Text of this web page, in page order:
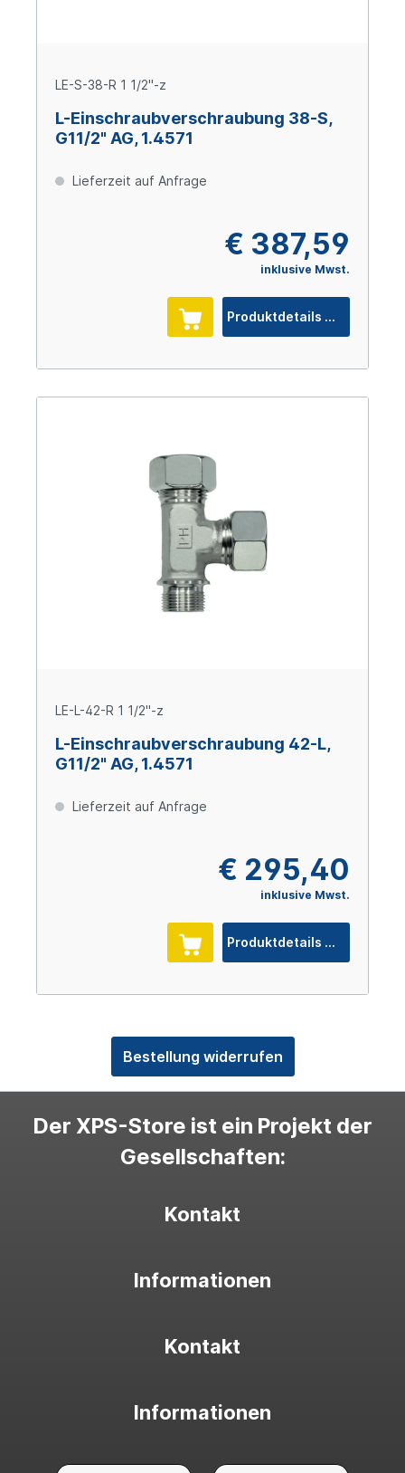
LE-S-38-R 1 1/2"-z
L-Einschraubverschraubung 38-S,
G11/2" AG, 1.4571
Lieferzeit auf Anfrage
€ 387,59
inklusive Mwst.
Produktdetails
LE-L-42-R 1 1/2"-z
L-Einschraubverschraubung 42-L,
G11/2" AG, 1.4571
Lieferzeit auf Anfrage
€ 295,40
inklusive Mwst.
Produktdetails
Bestellung widerrufen
Der XPS-Store ist ein Projekt der
Gesellschaften:
Kontakt
Informationen
Kontakt
Informationen